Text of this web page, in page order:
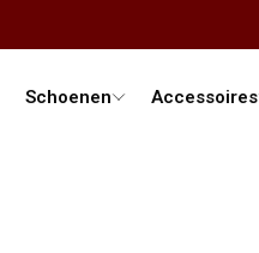
Schoenen Accessoires